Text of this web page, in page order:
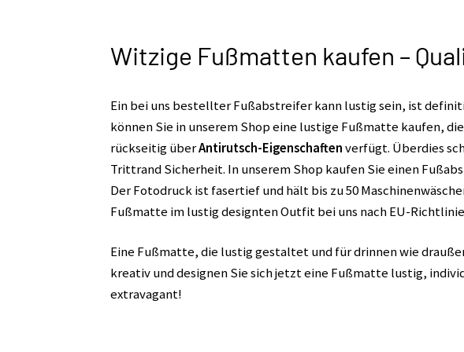
Witzige Fußmatten kaufen –
Ein bei uns bestellter Fußabstreifer kann lustig sein, ist
können Sie in unserem Shop eine lustige Fußmatte kaufen,
rückseitig überAntirutsch-Eigenschaftenverfügt. Überdies
Trittrand Sicherheit. In unserem Shop kaufen Sie einen
Der Fotodruck ist fasertief und hält bis zu 50
Fußmatte im lustig designten Outfit bei uns nach EU-
Eine Fußmatte, die lustig gestaltet und für drinnen wie
kreativ und designen Sie sich jetzt eine Fußmatte lustig,
extravagant!